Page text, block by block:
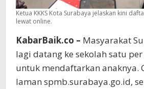
Ketua KKKS Kota Surabaya jelaskan kini
lewat online.
KabarBaik.co – Masyarakat
lagi datang ke sekolah satu
untuk mendaftarkan anaknya.
laman spmb.surabaya.go.id,